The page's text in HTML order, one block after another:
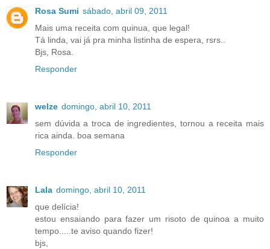
Rosa Sumi sábado, abril 09, 2011
Mais uma receita com quinua, que legal!
Tá linda, vai já pra minha listinha de espera, rsrs..
Bjs, Rosa.
Responder
welze domingo, abril 10, 2011
sem dúvida a troca de ingredientes, tornou a receita mais
rica ainda. boa semana
Responder
Lala domingo, abril 10, 2011
que delícia!
estou ensaiando para fazer um risoto de quinoa a muito
tempo.....te aviso quando fizer!
bjs,